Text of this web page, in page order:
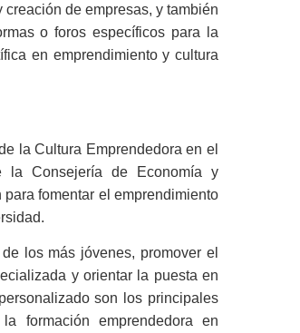
de empresas, y también
o foros específicos para la
en emprendimiento y cultura
la Cultura Emprendedora en el
la Consejería de Economía y
fomentar el emprendimiento
los más jóvenes, promover el
y orientar la puesta en
son los principales
formación emprendedora en